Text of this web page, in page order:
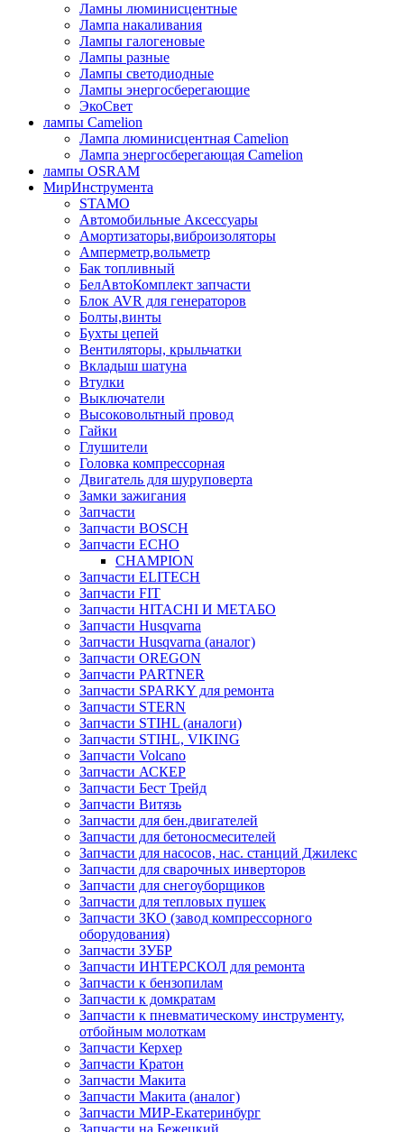
Ламны люминисцентные
Лампа накаливания
Лампы галогеновые
Лампы разные
Лампы светодиодные
Лампы энергосберегающие
ЭкоСвет
лампы Camelion
Лампа люминисцентная Сamelion
Лампа энергосберегающая Сamelion
лампы OSRAM
МирИнструмента
STAMO
Автомобильные Аксессуары
Амортизаторы,виброизоляторы
Амперметр,вольметр
Бак топливный
БелАвтоКомплект запчасти
Блок AVR для генераторов
Болты,винты
Бухты цепей
Вентиляторы, крыльчатки
Вкладыш шатуна
Втулки
Выключатели
Высоковольтный провод
Гайки
Глушители
Головка компрессорная
Двигатель для шуруповерта
Замки зажигания
Запчасти
Запчасти BOSCH
Запчасти ECHO
CHAMPION
Запчасти ELITECH
Запчасти FIT
Запчасти HITACHI И МЕТАБО
Запчасти Husqvarna
Запчасти Husqvarna (аналог)
Запчасти OREGON
Запчасти PARTNER
Запчасти SPARKY для ремонта
Запчасти STERN
Запчасти STIHL (аналоги)
Запчасти STIHL, VIKING
Запчасти Volcano
Запчасти АСКЕР
Запчасти Бест Трейд
Запчасти Витязь
Запчасти для бен.двигателей
Запчасти для бетоносмесителей
Запчасти для насосов, нас. станций Джилекс
Запчасти для сварочных инверторов
Запчасти для снегоуборщиков
Запчасти для тепловых пушек
Запчасти ЗКО (завод компрессорного
оборудования)
Запчасти ЗУБР
Запчасти ИНТЕРСКОЛ для ремонта
Запчасти к бензопилам
Запчасти к домкратам
Запчасти к пневматическому инструменту,
отбойным молоткам
Запчасти Керхер
Запчасти Кратон
Запчасти Макита
Запчасти Макита (аналог)
Запчасти МИР-Екатеринбург
Запчасти на Бежецкий